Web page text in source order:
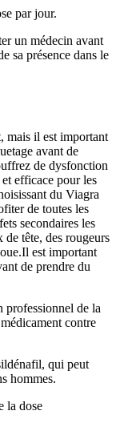
par jour.
un médecin avant
sa présence dans le
mais il est important
avant de
de dysfonction
efficace pour les
du Viagra
de toutes les
secondaires les
tête, des rougeurs
est important
de prendre du
professionnel de la
contre
qui peut
hommes.
la dose